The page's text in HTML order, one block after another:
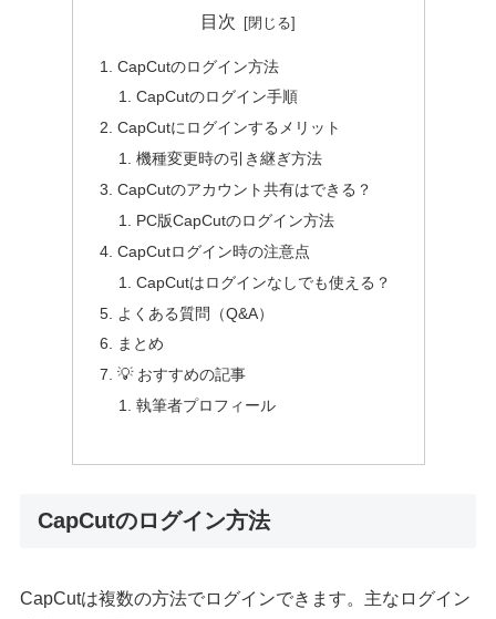
目次
CapCutのログイン方法
CapCutのログイン手順
CapCutにログインするメリット
機種変更時の引き継ぎ方法
CapCutのアカウント共有はできる？
PC版CapCutのログイン方法
CapCutログイン時の注意点
CapCutはログインなしでも使える？
よくある質問（Q&A）
まとめ
💡 おすすめの記事
執筆者プロフィール
CapCutのログイン方法
CapCutは複数の方法でログインできます。主なログイン